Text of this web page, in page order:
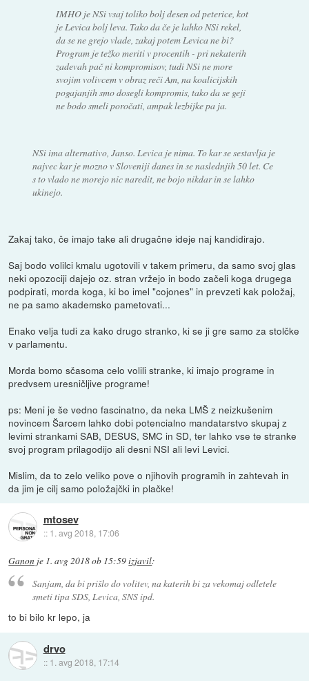
IMHO je NSi vsaj toliko bolj desen od peterice, kot
je Levica bolj leva. Tako da če je lahko NSi rekel,
da se ne grejo vlade, zakaj potem Levica ne bi?
Program je težko meriti v procentih - pri nekaterih
zadevah pač ni kompromisov, tudi NSi ne more
svojim volivcem v obraz rečiAm, na koalicijskih
pogajanjih smo dosegli kompromis, tako da se geji
ne bodo smeli poročati, ampak lezbijke pa ja.
NSi ima alternativo, Janso. Levica je nima. To kar se sestavlja je
najvec kar je mozno v Sloveniji danes in se naslednjih 50 let. Ce
s to vlado ne morejo nic naredit, ne bojo nikdar in se lahko
ukinejo.
Zakaj tako, če imajo take ali drugačne ideje naj kandidirajo.
Saj bodo volilci kmalu ugotovili v takem primeru, da samo svoj glas
neki opozociji dajejo oz. stran vržejo in bodo začeli koga drugega
podpirati, morda koga, ki bo imel "cojones" in prevzeti kak položaj,
ne pa samo akademsko pametovati...
Enako velja tudi za kako drugo stranko, ki se ji gre samo za stolčke
v parlamentu.
Morda bomo sčasoma celo volili stranke, ki imajo programe in
predvsem uresničljive programe!
ps: Meni je še vedno fascinatno, da neka LMŠ z neizkušenim
novincem Šarcem lahko dobi potencialno mandatarstvo skupaj z
levimi strankami SAB, DESUS, SMC in SD, ter lahko vse te stranke
svoj program prilagodijo ali desni NSI ali levi Levici.
Mislim, da to zelo veliko pove o njihovih programih in zahtevah in
da jim je cilj samo položajčki in plačke!
mtosev
:: 1. avg 2018, 17:06
Ganon je 1. avg 2018 ob 15:59izjavil:
Sanjam, da bi prišlo do volitev, na katerih bi za vekomaj odletele
smeti tipa SDS, Levica, SNS ipd.
to bi bilo kr lepo, ja
drvo
:: 1. avg 2018, 17:14